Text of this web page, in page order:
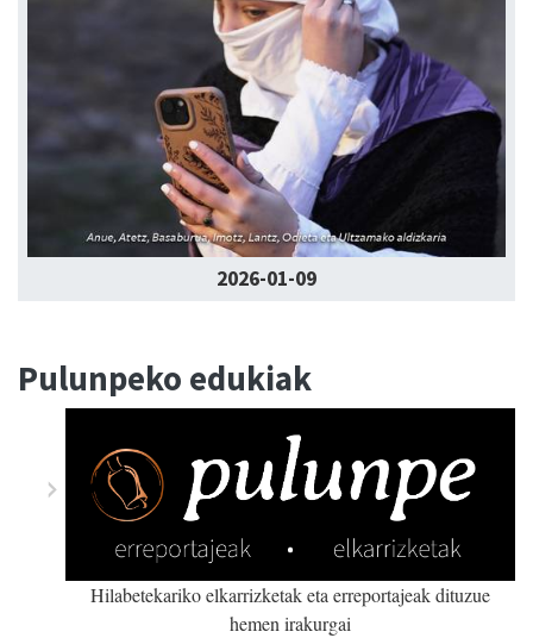
2026-01-09
Pulunpeko edukiak
Hilabetekariko elkarrizketak eta erreportajeak dituzue
hemen irakurgai